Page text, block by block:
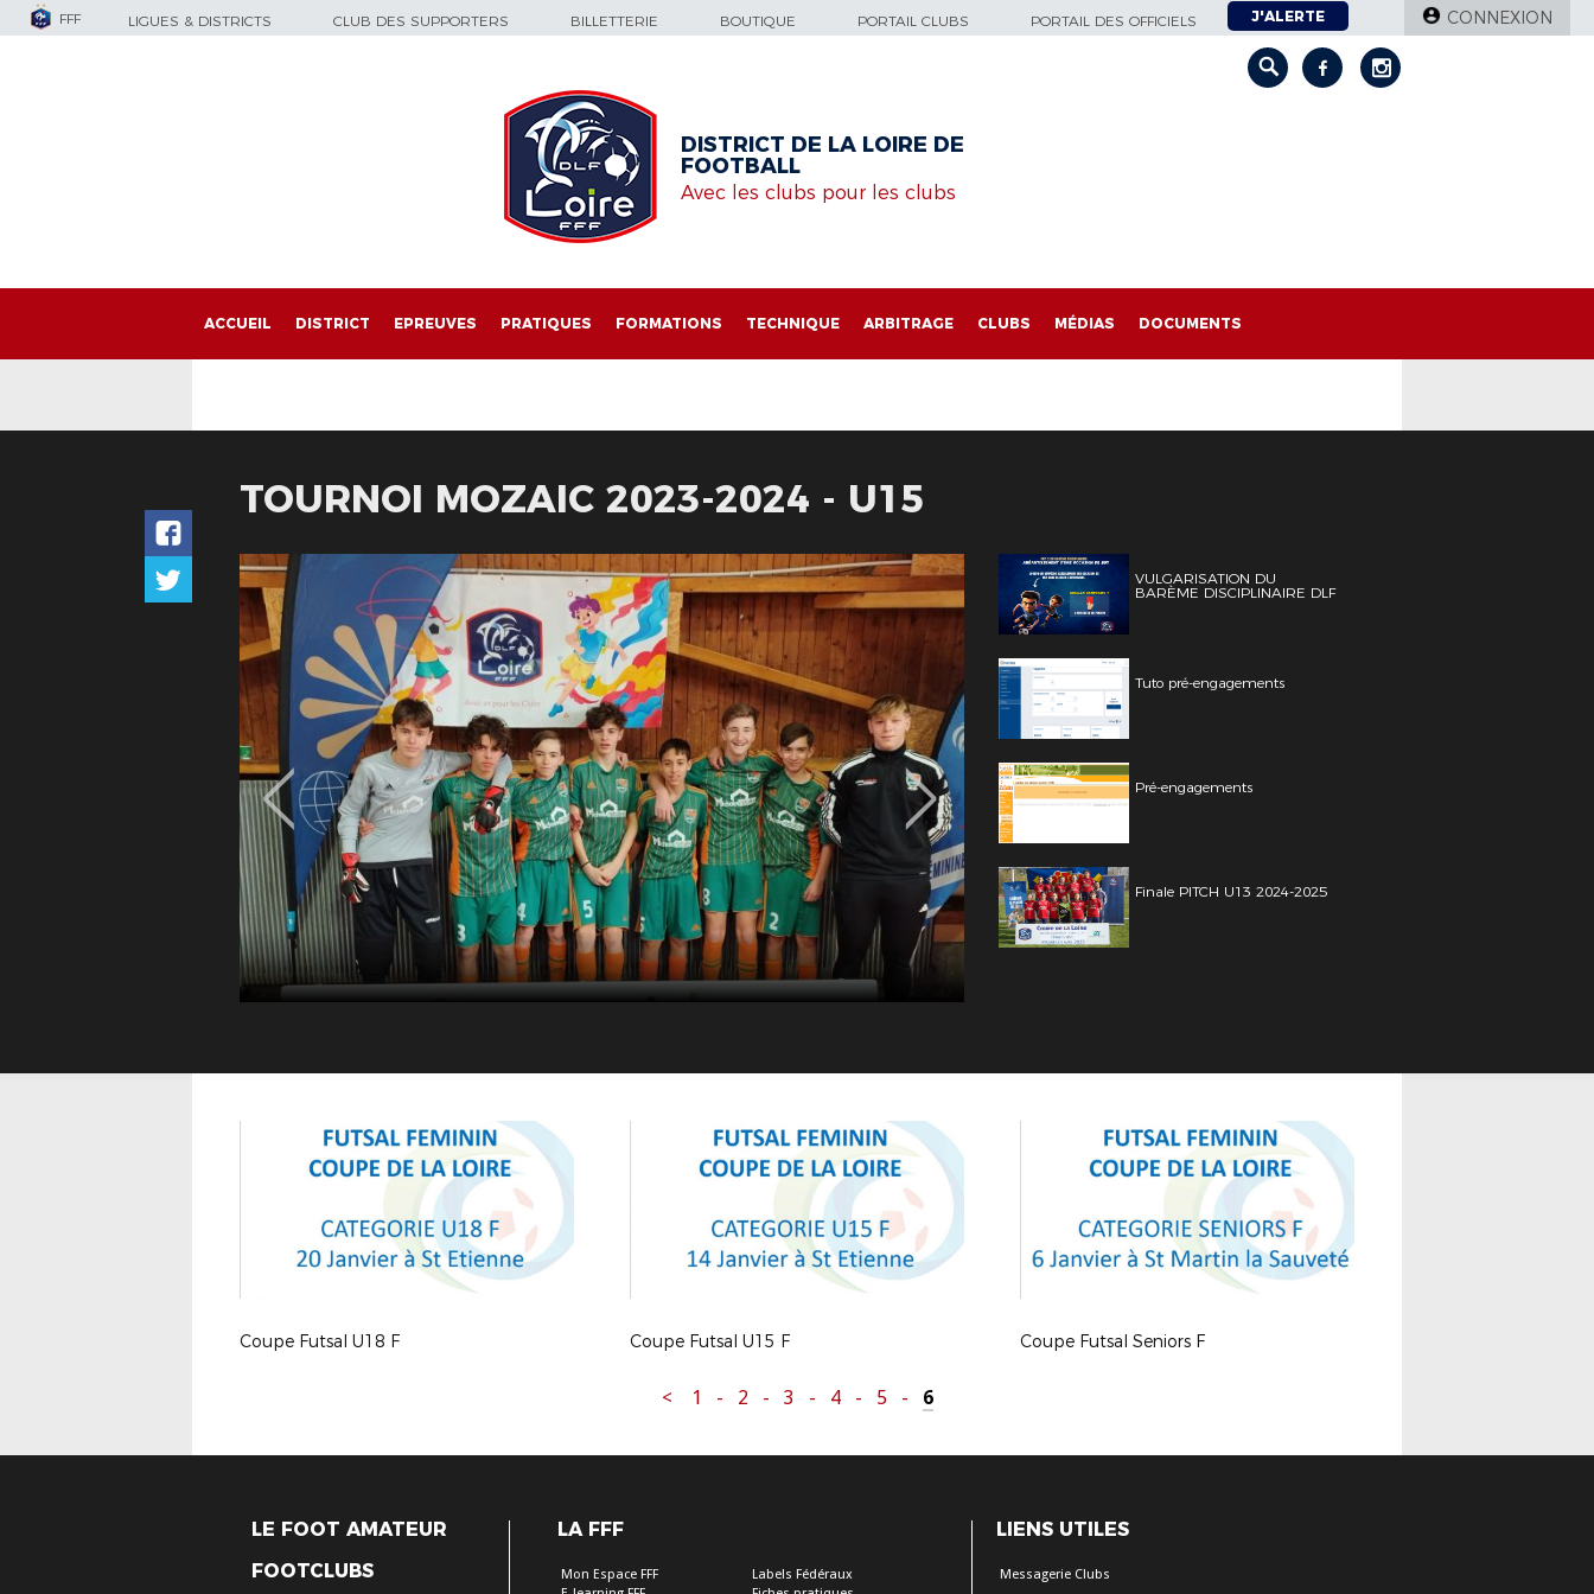
FFF LIGUES & DISTRICTS CLUB DES SUPPORTERS BILLETTERIE BOUTIQUE PORTAIL CLUBS PORTAIL DES OFFICIELS J'ALERTE CONNEXION
DISTRICT DE LA LOIRE DE
FOOTBALL
Avec les clubs pour les clubs
ACCUEIL DISTRICT EPREUVES PRATIQUES FORMATIONS TECHNIQUE ARBITRAGE CLUBS MÉDIAS DOCUMENTS
TOURNOI MOZAIC 2023-2024 - U15
VULGARISATION DU
BARÈME DISCIPLINAIRE DLF
Tuto pré-engagements
Pré-engagements
Finale PITCH U13 2024-2025
Coupe Futsal U18 F Coupe Futsal U15 F Coupe Futsal Seniors F
< 1 - 2 - 3 - 4 - 5 - 6
LE FOOT AMATEUR
FOOTCLUBS
LA FFF
Mon Espace FFF
Labels Fédéraux
LIENS UTILES
Messagerie Clubs